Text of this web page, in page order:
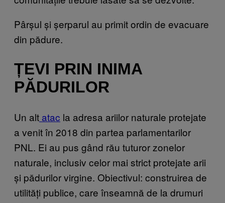
Pârșul și șerparul au primit ordin de evacuare
din pădure.
ȚEVI PRIN INIMA
PĂDURILOR
Un alt atac la adresa ariilor naturale protejate
a venit în 2018 din partea parlamentarilor
PNL. Ei au pus gând rău tuturor zonelor
naturale, inclusiv celor mai strict protejate arii
și pădurilor virgine. Obiectivul: construirea de
utilități publice, care înseamnă de la drumuri